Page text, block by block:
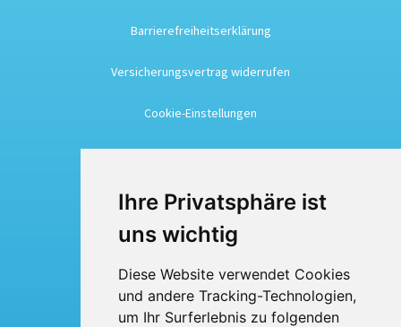
Ihre Privatsphäre ist
uns wichtig
Diese Website verwendet Cookies
und andere Tracking-Technologien,
um Ihr Surferlebnis zu folgenden
Barrierefreiheitserklärung
Versicherungsvertrag widerrufen
Cookie-Einstellungen
Busmiete
Über uns